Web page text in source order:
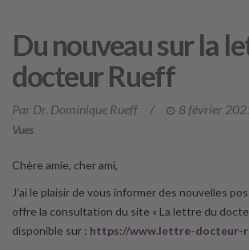
Du nouveau sur la
docteur Rueff
Par Dr. Dominique Rueff / 8 février
Vues
Chère amie, cher ami,
J’ai le plaisir de vous informer des nouvelles
offre la consultation du site « La lettre du
disponible sur : https://www.lettre-docteur-